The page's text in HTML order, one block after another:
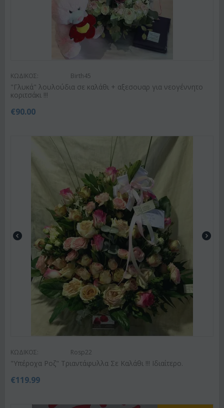
ΚΩΔΙΚΟΣ: Birth45
"Γλυκά" λουλούδια σε καλάθι + αξεσουαρ για νεογέννητο
κοριτσάκι !!!
€90.00
ΚΩΔΙΚΟΣ: Rosp22
"Υπέροχα Ροζ" Τριαντάφυλλα Σε Καλάθι !!! Ιδιαίτερο.
€119.99